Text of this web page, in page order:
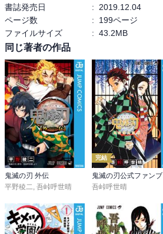
次巻が気になる！
ぜひ〜
書誌発売日
:
2019.12.04
ページ数
:
199ページ
ファイルサイズ
: 43.2MB
同じ著者の作品
鬼滅の刃 外伝
平野稜二, 吾峠呼世晴
完結
吾峠呼世晴